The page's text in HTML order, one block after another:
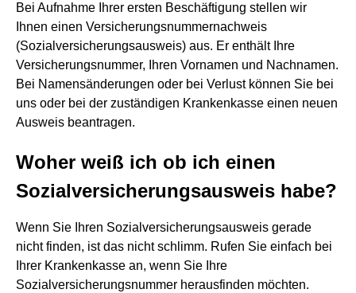
Bei Aufnahme Ihrer ersten Beschäftigung stellen wir
Ihnen einen Versicherungsnummernachweis
(Sozialversicherungsausweis) aus. Er enthält Ihre
Versicherungsnummer, Ihren Vornamen und Nachnamen.
Bei Namensänderungen oder bei Verlust können Sie bei
uns oder bei der zuständigen Krankenkasse einen neuen
Ausweis beantragen.
Woher weiß ich ob ich einen
Sozialversicherungsausweis habe?
Wenn Sie Ihren Sozialversicherungsausweis gerade
nicht finden, ist das nicht schlimm. Rufen Sie einfach bei
Ihrer Krankenkasse an, wenn Sie Ihre
Sozialversicherungsnummer herausfinden möchten.